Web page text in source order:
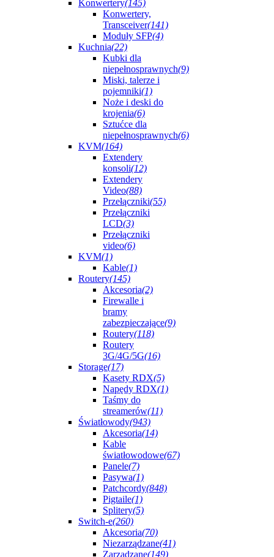
Konwertery(145)
Konwertery,
Transceiver(141)
Moduły SFP(4)
Kuchnia(22)
Kubki dla
niepełnosprawnych(9)
Miski, talerze i
pojemniki(1)
Noże i deski do
krojenia(6)
Sztućce dla
niepełnosprawnych(6)
KVM(164)
Extendery
konsoli(12)
Extendery
Video(88)
Przełączniki(55)
Przełączniki
LCD(3)
Przełączniki
video(6)
KVM(1)
Kable(1)
Routery(145)
Akcesoria(2)
Firewalle i
bramy
zabezpieczające(9)
Routery(118)
Routery
3G/4G/5G(16)
Storage(17)
Kasety RDX(5)
Napędy RDX(1)
Taśmy do
streamerów(11)
Światłowody(943)
Akcesoria(14)
Kable
światłowodowe(67)
Panele(7)
Pasywa(1)
Patchcordy(848)
Pigtaile(1)
Splitery(5)
Switch-e(260)
Akcesoria(70)
Niezarządzane(41)
Zarządzane(149)